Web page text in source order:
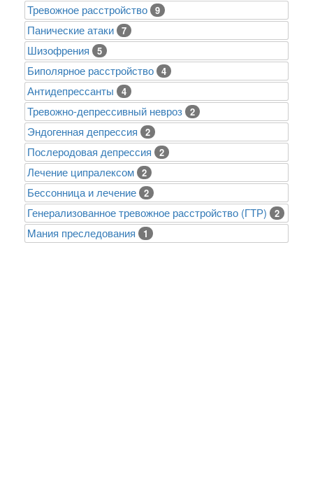
Тревожное расстройство 9
Панические атаки 7
Шизофрения 5
Биполярное расстройство 4
Антидепрессанты 4
Тревожно-депрессивный невроз 2
Эндогенная депрессия 2
Послеродовая депрессия 2
Лечение ципралексом 2
Бессонница и лечение 2
Генерализованное тревожное расстройство (ГТР) 2
Mания преследования 1